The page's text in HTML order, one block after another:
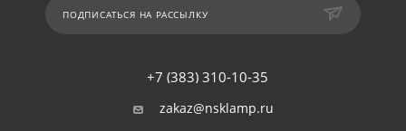
ПОДПИСАТЬСЯ НА РАССЫЛКУ
+7 (383) 310-10-35
zakaz@nsklamp.ru